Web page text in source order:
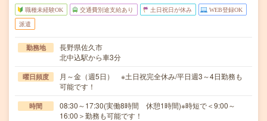
職種未経験OK 交通費別途支給あり 土日祝日が休み WEB登録OK
派遣
勤務地
長野県佐久市
北中込駅から車3分
曜日頻度
月～金（週5日） ※土日祝完全休み/平日週3～4日勤務も
可能です！
時間
08:30～17:30(実働8時間 休憩1時間)※時短で＜9:00～
16:00＞勤務も可能です！